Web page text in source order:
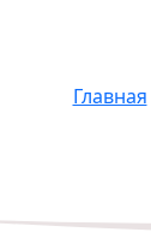
Главная